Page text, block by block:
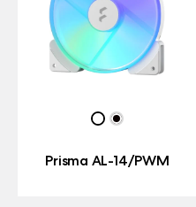
Prisma AL-14/PWM